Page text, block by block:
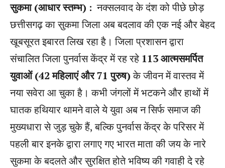
सुकमा (आधार स्तम्भ) : नक्सलवाद के दंश को पीछे छोड़
छत्तीसगढ़ का सुकमा जिला अब बदलाव की एक नई और बेहद
खूबसूरत इबारत लिख रहा है। जिला प्रशासन द्वारा
संचालित जिला पुनर्वास केंद्र में रह रहे 113 आत्मसमर्पित
युवाओं (42 महिलाएं और 71 पुरुष)के जीवन में वास्तव में
नया सवेरा आ चुका है। कभी जंगलों में भटकने और हाथों में
घातक हथियार थामने वाले ये युवा अब न सिर्फ समाज की
मुख्यधारा से जुड़ चुके हैं, बल्कि पुनर्वास केंद्र के परिसर में
पहली बार इनके द्वारा लगाए गए भारत माता की जय के नारे
सुकमा के बदलते और सुरक्षित होते भविष्य की गवाही दे रहे